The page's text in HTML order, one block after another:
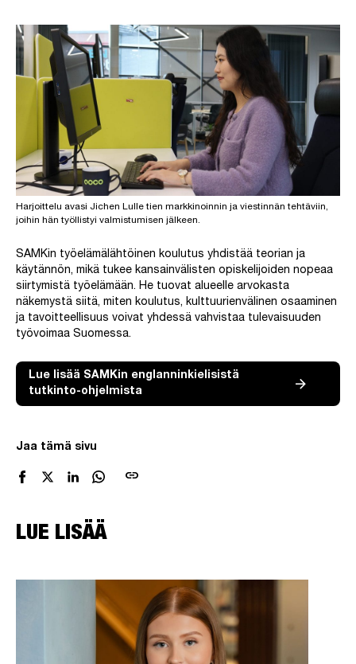
Harjoittelu avasi Jichen Lulle tien markkinoinnin ja viestinnän tehtäviin,
joihin hän työllistyi valmistumisen jälkeen.
SAMKin työelämälähtöinen koulutus yhdistää teorian ja
käytännön, mikä tukee kansainvälisten opiskelijoiden nopeaa
siirtymistä työelämään. He tuovat alueelle arvokasta
näkemystä siitä, miten koulutus, kulttuurienvälinen osaaminen
ja tavoitteellisuus voivat yhdessä vahvistaa tulevaisuuden
työvoimaa Suomessa.
Lue lisää SAMKin englanninkielisistä
tutkinto-ohjelmista
Jaa tämä sivu
link
LUE LISÄÄ